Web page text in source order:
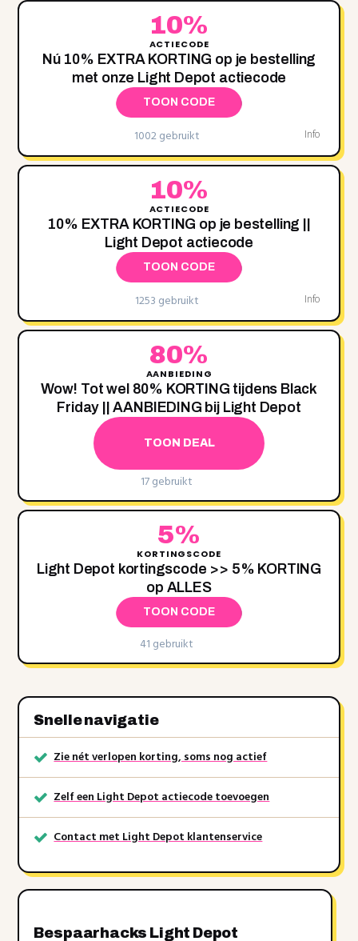
10%
ACTIECODE
Nú 10‌% EXTRA KORTING op je bestelling
met onze Light Depot actiecode
TOON CODE
1002 gebruikt Info
10%
ACTIECODE
10% EXTRA KORTING op je bestelling ||
Light Depot actiecode
TOON CODE
1253 gebruikt Info
80%
AANBIEDING
Wow! Tot wel 80% KORTING tijdens Black
Friday || AANBIEDING bij Light Depot
TOON DEAL
17 gebruikt
5%
KORTINGSCODE
Light Depot kortingscode >> 5% KORTING
op ALLES
TOON CODE
41 gebruikt
Snelle navigatie
Zie nét verlopen korting, soms nog actief
Zelf een Light Depot actiecode toevoegen
Contact met Light Depot klantenservice
Bespaarhacks Light Depot